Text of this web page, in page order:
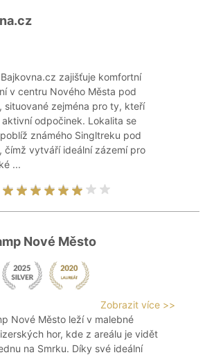
zajišťuje komfortní
v centru Nového Města pod
situované zejména pro ty, kteří
odpočinek. Lokalita se
známého Singltreku pod
čímž vytváří ideální zázemí pro
...
Nové Město
Zobrazit více >>
Nové Město leží v malebné
hor, kde z areálu je vidět
na Smrku. Díky své ideální